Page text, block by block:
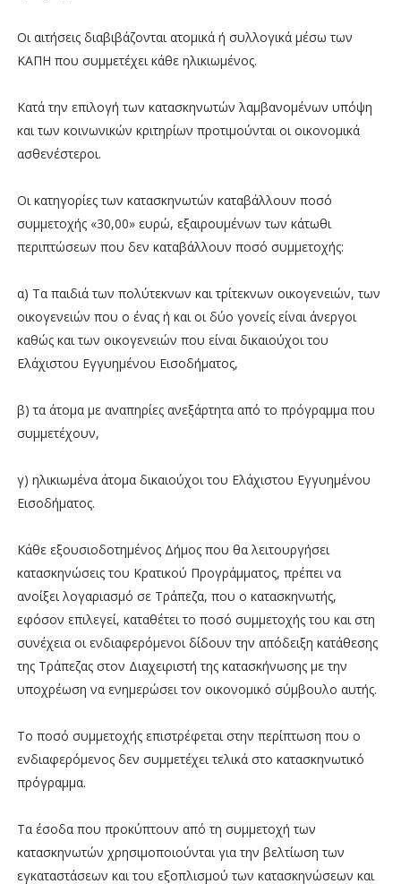
Οι αιτήσεις διαβιβάζονται ατομικά ή συλλογικά μέσω των
ΚΑΠΗ που συμμετέχει κάθε ηλικιωμένος.
Κατά την επιλογή των κατασκηνωτών λαμβανομένων υπόψη
και των κοινωνικών κριτηρίων προτιμούνται οι οικονομικά
ασθενέστεροι.
Οι κατηγορίες των κατασκηνωτών καταβάλλουν ποσό
συμμετοχής «30,00» ευρώ, εξαιρουμένων των κάτωθι
περιπτώσεων που δεν καταβάλλουν ποσό συμμετοχής:
α) Τα παιδιά των πολύτεκνων και τρίτεκνων οικογενειών, των
οικογενειών που ο ένας ή και οι δύο γονείς είναι άνεργοι
καθώς και των οικογενειών που είναι δικαιούχοι του
Ελάχιστου Εγγυημένου Εισοδήματος,
β) τα άτομα με αναπηρίες ανεξάρτητα από το πρόγραμμα που
συμμετέχουν,
γ) ηλικιωμένα άτομα δικαιούχοι του Ελάχιστου Εγγυημένου
Εισοδήματος.
Κάθε εξουσιοδοτημένος Δήμος που θα λειτουργήσει
κατασκηνώσεις του Κρατικού Προγράμματος, πρέπει να
ανοίξει λογαριασμό σε Τράπεζα, που ο κατασκηνωτής,
εφόσον επιλεγεί, καταθέτει το ποσό συμμετοχής του και στη
συνέχεια οι ενδιαφερόμενοι δίδουν την απόδειξη κατάθεσης
της Τράπεζας στον Διαχειριστή της κατασκήνωσης με την
υποχρέωση να ενημερώσει τον οικονομικό σύμβουλο αυτής.
Το ποσό συμμετοχής επιστρέφεται στην περίπτωση που ο
ενδιαφερόμενος δεν συμμετέχει τελικά στο κατασκηνωτικό
πρόγραμμα.
Τα έσοδα που προκύπτουν από τη συμμετοχή των
κατασκηνωτών χρησιμοποιούνται για την βελτίωση των
εγκαταστάσεων και του εξοπλισμού των κατασκηνώσεων και